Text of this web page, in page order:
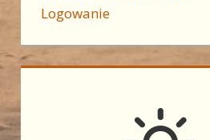
Logowanie